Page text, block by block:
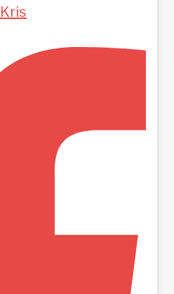
Kris